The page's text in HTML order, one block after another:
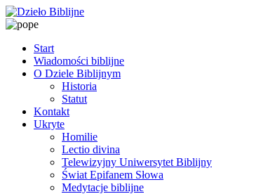
Start
Wiadomości biblijne
O Dziele Biblijnym
Historia
Statut
Kontakt
Ukryte
Homilie
Lectio divina
Telewizyjny Uniwersytet Biblijny
Świat Epifanem Słowa
Medytacje biblijne